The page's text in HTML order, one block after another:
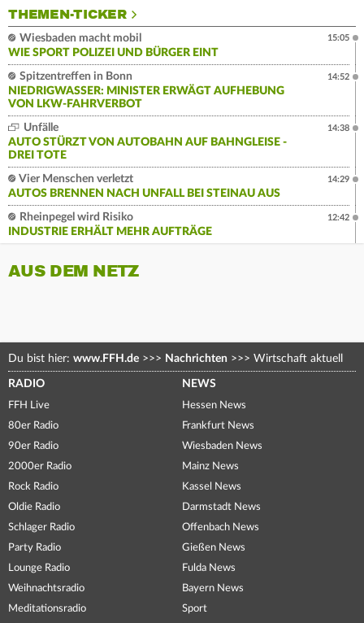
THEMEN-TICKER
Wiesbaden macht mobil
WIE SPORT POLIZEI UND BÜRGER EINT
15:05
Spitzentreffen in Bonn
NIEDRIGWASSER: MINISTER ERWÄGT AUFHEBUNG
VON LKW-FAHRVERBOT
14:52
Unfälle
AUTO STÜRZT VON AUTOBAHN AUF BAHNGLEISE -
DREI TOTE
14:38
Vier Menschen verletzt
AUTOS BRENNEN NACH UNFALL BEI STEINAU AUS
14:29
Rheinpegel wird Risiko
INDUSTRIE ERHÄLT MEHR AUFTRÄGE
12:42
AUS DEM NETZ
Du bist hier: www.FFH.de >>> Nachrichten >>> Wirtschaft aktuell
RADIO
FFH Live
80er Radio
90er Radio
2000er Radio
Rock Radio
Oldie Radio
Schlager Radio
Party Radio
Lounge Radio
Weihnachtsradio
Meditationsradio
NEWS
Hessen News
Frankfurt News
Wiesbaden News
Mainz News
Kassel News
Darmstadt News
Offenbach News
Gießen News
Fulda News
Bayern News
Sport